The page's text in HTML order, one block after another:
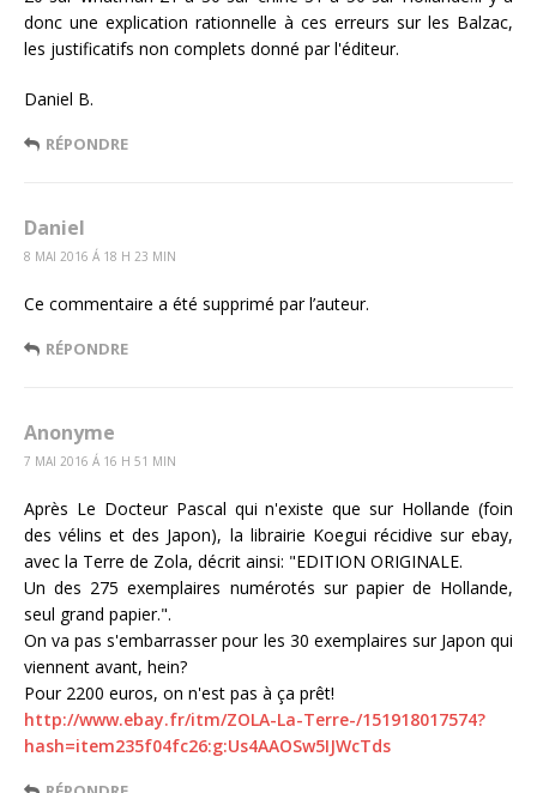
donc une explication rationnelle à ces erreurs sur les Balzac,
les justificatifs non complets donné par l'éditeur.
Daniel B.
RÉPONDRE
Daniel
8 MAI 2016 Á 18 H 23 MIN
Ce commentaire a été supprimé par l’auteur.
RÉPONDRE
Anonyme
7 MAI 2016 Á 16 H 51 MIN
Après Le Docteur Pascal qui n'existe que sur Hollande (foin
des vélins et des Japon), la librairie Koegui récidive sur ebay,
avec la Terre de Zola, décrit ainsi: "EDITION ORIGINALE.
Un des 275 exemplaires numérotés sur papier de Hollande,
seul grand papier.".
On va pas s'embarrasser pour les 30 exemplaires sur Japon qui
viennent avant, hein?
Pour 2200 euros, on n'est pas à ça prêt!
http://www.ebay.fr/itm/ZOLA-La-Terre-/151918017574?
hash=item235f04fc26:g:Us4AAOSw5IJWcTds